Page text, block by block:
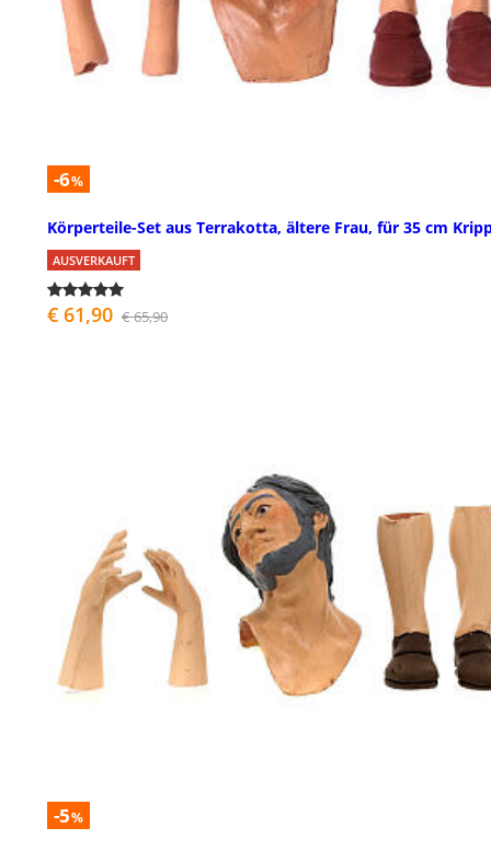
-6%
Körperteile-Set aus Terrakotta, ältere Frau, für 35 cm
AUSVERKAUFT
€ 61,90 € 65,90
-5%